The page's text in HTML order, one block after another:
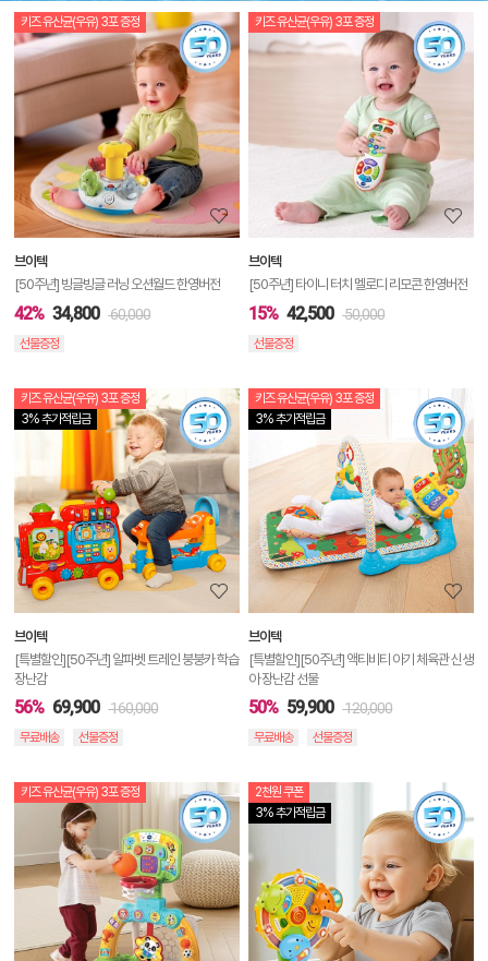
키즈 유산균(우유) 3포 증정
상
품
세
정
보
보
기
브이텍
[50주년] 빙글빙글 러닝 오션월드 한영버전
42% 34,800 60,000
선물증정
키즈 유산균(우유) 3포 증정
브이텍
[50주년] 타이니 터치 멜로디 리모콘 한영버전
15% 42,500 50,000
선물증정
3% 추가적립금
키즈 유산균(우유) 3포 증정
상
상
세
정
보
기
브이텍
[특별할인][50주년] 알파벳 트레인 붕붕카 학습
장난감
56% 69,900 160,000
무료배송 선물증정
3% 추가적립금
키즈 유산균(우유) 3포 증정
브이텍
[특별할인][50주년] 액티비티 아기 체육관 신생
아 장난감 선물
50% 59,900 120,000
무료배송 선물증정
키즈 유산균(우유) 3포 증정
상
상
세
정
3% 추가적립금
2천원 쿠폰